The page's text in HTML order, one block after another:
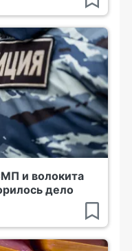
и волокита
дело